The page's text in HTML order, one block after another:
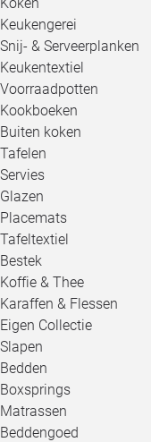
Keukengerei
Snij- & Serveerplanken
Keukentextiel
Voorraadpotten
Kookboeken
Buiten koken
Tafelen
Servies
Glazen
Placemats
Tafeltextiel
Bestek
Koffie & Thee
Karaffen & Flessen
Eigen Collectie
Slapen
Bedden
Boxsprings
Matrassen
Beddengoed